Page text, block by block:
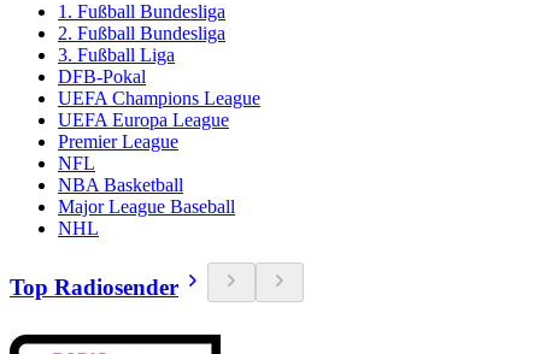
1. Fußball Bundesliga
2. Fußball Bundesliga
3. Fußball Liga
DFB-Pokal
UEFA Champions League
UEFA Europa League
Premier League
NFL
NBA Basketball
Major League Baseball
NHL
Top Radiosender